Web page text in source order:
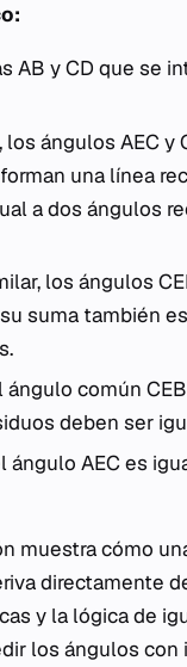
AB y CD que se
ángulos AEC y
una línea
a dos ángulos
los ángulos
suma también
ángulo común
deben ser
ángulo AEC es
muestra cómo
directamente
y la lógica de
los ángulos